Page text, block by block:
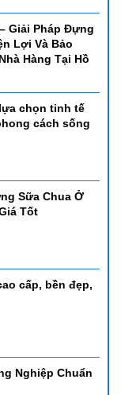
Giải Pháp Đựng
Lợi Và Bảo
Hàng Tại Hồ
chọn tinh tế
cách sống
Sữa Chua Ở
Tốt
cấp, bền đẹp,
Nghiệp Chuẩn